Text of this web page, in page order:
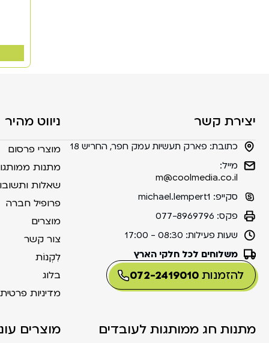
יצירת קשר
כתובת: פארק תעשיות עמק חפר, החריש 18
מייל:
m@coolmedia.co.il
סקייפ: michael.lempert1
פקס: 077-8969796
שעות פעילות: 08:30 - 17:00
משלוחים לכל חלקי הארץ
להזמנות072-2419010
ניווט מהיר
מוצרי פרסום
מתנות
שאלות
פרופיל חברה
מוצרים
צור קשר
לִקְנוֹת
בלוג
מדיניות פרטית
מתנות חג ממותגות לעובדים מוצרים